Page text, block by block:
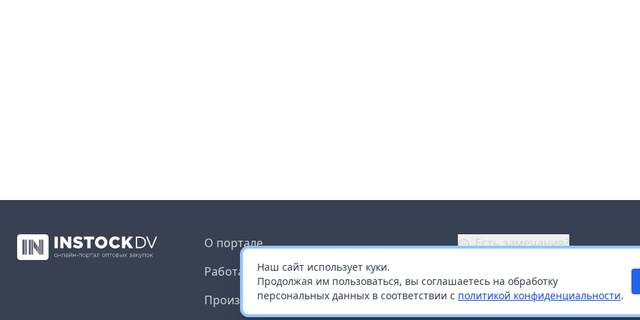
Наш сайт использует куки.
Продолжая им пользоваться, вы соглашаетесь на обработку
персональных данных в соответствии с политикой конфиденциальности.
О портале
Работа с платформой
Производителям и дистрибьюторам
Есть замечания?
Заказать звонок